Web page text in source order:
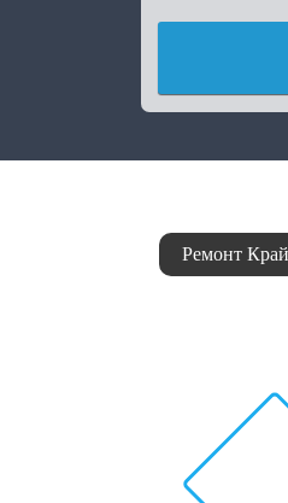
Ремонт